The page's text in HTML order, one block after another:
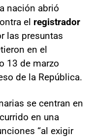
nación abrió
el registrador
las presuntas
en el
13 de marzo
de la República.
se centran en
en una
“al exigir